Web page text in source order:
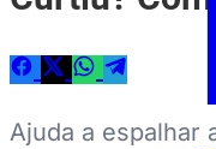
Ajuda a espalhar